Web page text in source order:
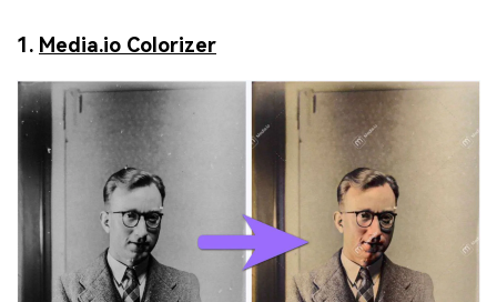
1. Media.io Colorizer